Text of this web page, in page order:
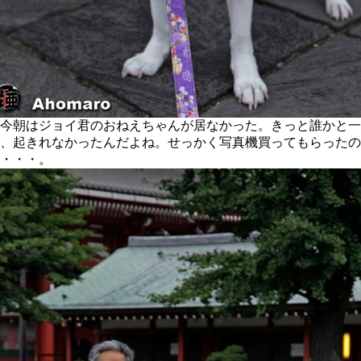
はジョイ君のおねえちゃんが居なかった。きっと誰かと
起きれなかったんだよね。せっかく写真機買ってもらったの
・・。